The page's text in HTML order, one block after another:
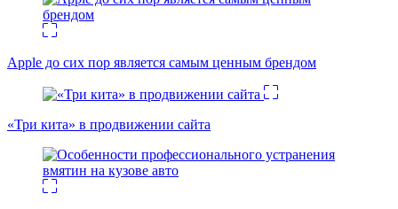
Apple до сих пор является самым ценным брендом
«Три кита» в продвижении сайта